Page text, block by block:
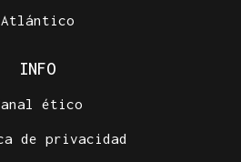
Atlántico
INFO
ético
de privacidad